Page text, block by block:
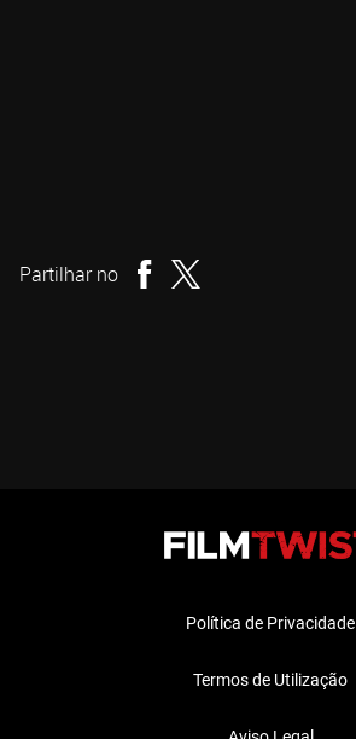
Partilhar no
Política de Privacidade
Termos de Utilização